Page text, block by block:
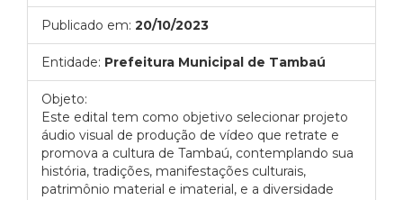
Publicado em: 20/10/2023
Entidade: Prefeitura Municipal de Tambaú
Objeto:
Este edital tem como objetivo selecionar projeto
áudio visual de produção de vídeo que retrate e
promova a cultura de Tambaú, contemplando sua
história, tradições, manifestações culturais,
patrimônio material e imaterial, e a diversidade